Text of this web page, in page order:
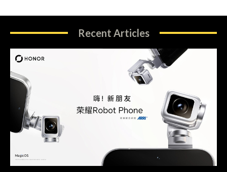
Recent Articles